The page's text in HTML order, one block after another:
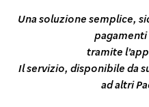
Una soluzione semplice,
pagamenti
tramite
Il servizio, disponibile da
ad altri